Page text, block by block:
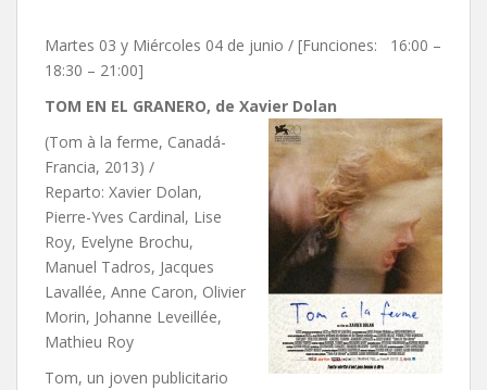
Martes 03 y Miércoles 04 de junio / [Funciones: 16:00 –
18:30 – 21:00]
TOM EN EL GRANERO, de Xavier Dolan
(Tom à la ferme, Canadá-
Francia, 2013) /
Reparto: Xavier Dolan,
Pierre-Yves Cardinal, Lise
Roy, Evelyne Brochu,
Manuel Tadros, Jacques
Lavallée, Anne Caron, Olivier
Morin, Johanne Leveillée,
Mathieu Roy
Tom, un joven publicitario